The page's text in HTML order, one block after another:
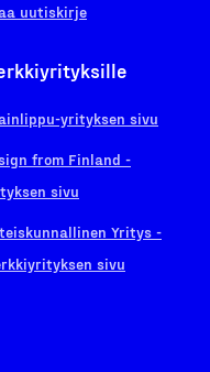
uutiskirje
yrityksen sivu
from Finland -
sivu
Yritys -
sivu